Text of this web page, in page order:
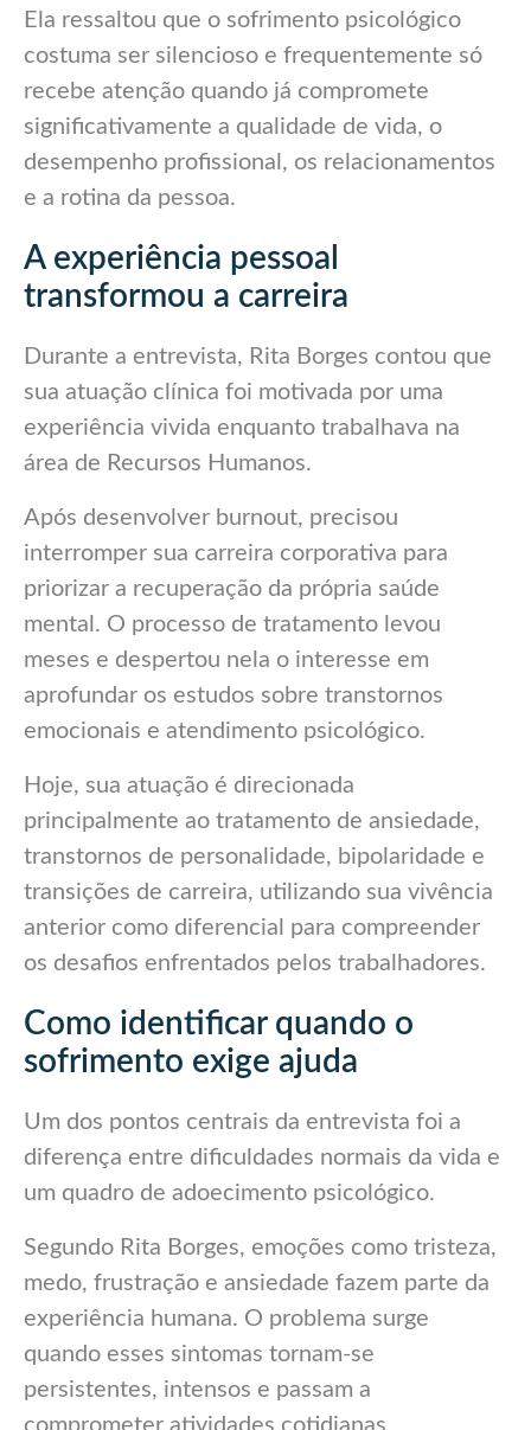
Ela ressaltou que o sofrimento psicológico
costuma ser silencioso e frequentemente só
recebe atenção quando já compromete
significativamente a qualidade de vida, o
desempenho profissional, os relacionamentos
e a rotina da pessoa.
A experiência pessoal
transformou a carreira
Durante a entrevista, Rita Borges contou que
sua atuação clínica foi motivada por uma
experiência vivida enquanto trabalhava na
área de Recursos Humanos.
Após desenvolver burnout, precisou
interromper sua carreira corporativa para
priorizar a recuperação da própria saúde
mental. O processo de tratamento levou
meses e despertou nela o interesse em
aprofundar os estudos sobre transtornos
emocionais e atendimento psicológico.
Hoje, sua atuação é direcionada
principalmente ao tratamento de ansiedade,
transtornos de personalidade, bipolaridade e
transições de carreira, utilizando sua vivência
anterior como diferencial para compreender
os desafios enfrentados pelos trabalhadores.
Como identificar quando o
sofrimento exige ajuda
Um dos pontos centrais da entrevista foi a
diferença entre dificuldades normais da vida e
um quadro de adoecimento psicológico.
Segundo Rita Borges, emoções como tristeza,
medo, frustração e ansiedade fazem parte da
experiência humana. O problema surge
quando esses sintomas tornam-se
persistentes, intensos e passam a